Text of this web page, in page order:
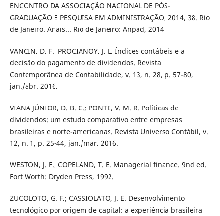
ENCONTRO DA ASSOCIAÇÃO NACIONAL DE PÓS-
GRADUAÇÃO E PESQUISA EM ADMINISTRAÇÃO, 2014, 38. Rio
de Janeiro. Anais... Rio de Janeiro: Anpad, 2014.
VANCIN, D. F.; PROCIANOY, J. L. Índices contábeis e a
decisão do pagamento de dividendos. Revista
Contemporânea de Contabilidade, v. 13, n. 28, p. 57-80,
jan./abr. 2016.
VIANA JÚNIOR, D. B. C.; PONTE, V. M. R. Políticas de
dividendos: um estudo comparativo entre empresas
brasileiras e norte-americanas. Revista Universo Contábil, v.
12, n. 1, p. 25-44, jan./mar. 2016.
WESTON, J. F.; COPELAND, T. E. Managerial finance. 9nd ed.
Fort Worth: Dryden Press, 1992.
ZUCOLOTO, G. F.; CASSIOLATO, J. E. Desenvolvimento
tecnológico por origem de capital: a experiência brasileira